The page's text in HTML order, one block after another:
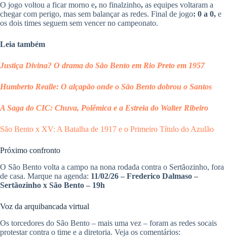
O jogo voltou a ficar morno e, no finalzinho, as equipes voltaram a
chegar com perigo, mas sem balançar as redes. Final de jogo: 0 a 0, e
os dois times seguem sem vencer no campeonato.
Leia também
Justiça Divina? O drama do São Bento em Rio Preto em 1957
Humberto Realle: O alçapão onde o São Bento dobrou o Santos
A Saga do CIC: Chuva, Polêmica e a Estreia do Walter Ribeiro
São Bento x XV: A Batalha de 1917 e o Primeiro Título do Azulão
Próximo confronto
O São Bento volta a campo na nona rodada contra o Sertãozinho, fora
de casa. Marque na agenda: 11/02/26 – Frederico Dalmaso –
Sertãozinho x São Bento – 19h
Voz da arquibancada virtual
Os torcedores do São Bento – mais uma vez – foram as redes socais
protestar contra o time e a diretoria. Veja os comentários: